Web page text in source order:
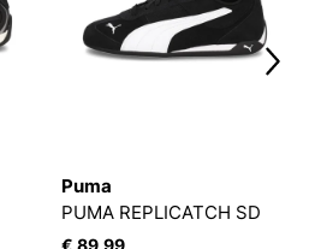
Puma
PUMA REPLICATCH SD
€ 89,99